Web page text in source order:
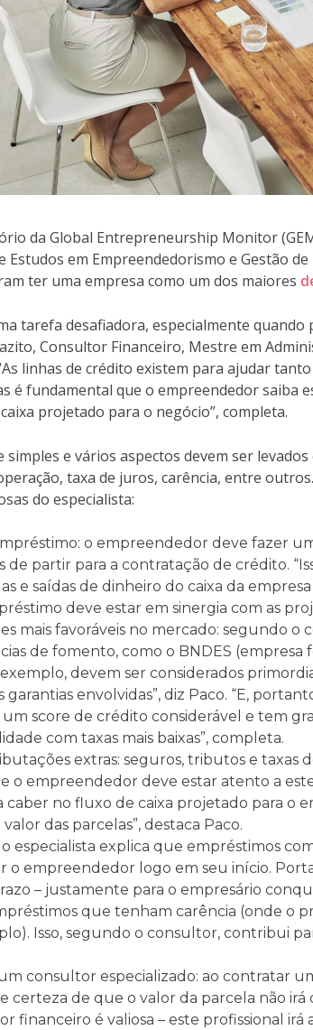
da Global Entrepreneurship Monitor
Estudos em Empreendedorismo e Gestão
ter uma empresa como um dos maiores
tarefa desafiadora, especialmente
Consultor Financeiro, Mestre em
linhas de crédito existem para ajudar
é fundamental que o empreendedor saiba
projetado para o negócio”, completa.
simples e vários aspectos devem ser
taxa de juros, carência, entre
do especialista:
o empreendedor deve fazer
de partir para a contratação de crédito.
e saídas de dinheiro do caixa da
deve estar em sinergia com as
mais favoráveis no mercado: segundo
de fomento, como o BNDES
devem ser considerados
garantias envolvidas”, diz Paco. “E,
score de crédito considerável e tem
com taxas mais baixas”, completa.
extras: seguros, tributos e taxas
o empreendedor deve estar atento a
caber no fluxo de caixa projetado para o
das parcelas”, destaca Paco.
especialista explica que empréstimos
empreendedor logo em seu início.
– justamente para o empresário
que tenham carência (onde o
Isso, segundo o consultor, contribui
consultor especializado: ao contratar
certeza de que o valor da parcela não irá
financeiro é valiosa – este profissional irá